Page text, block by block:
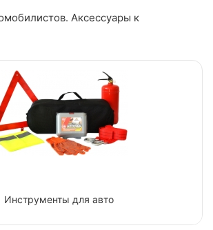
Аксессуары к
Инструменты для авто